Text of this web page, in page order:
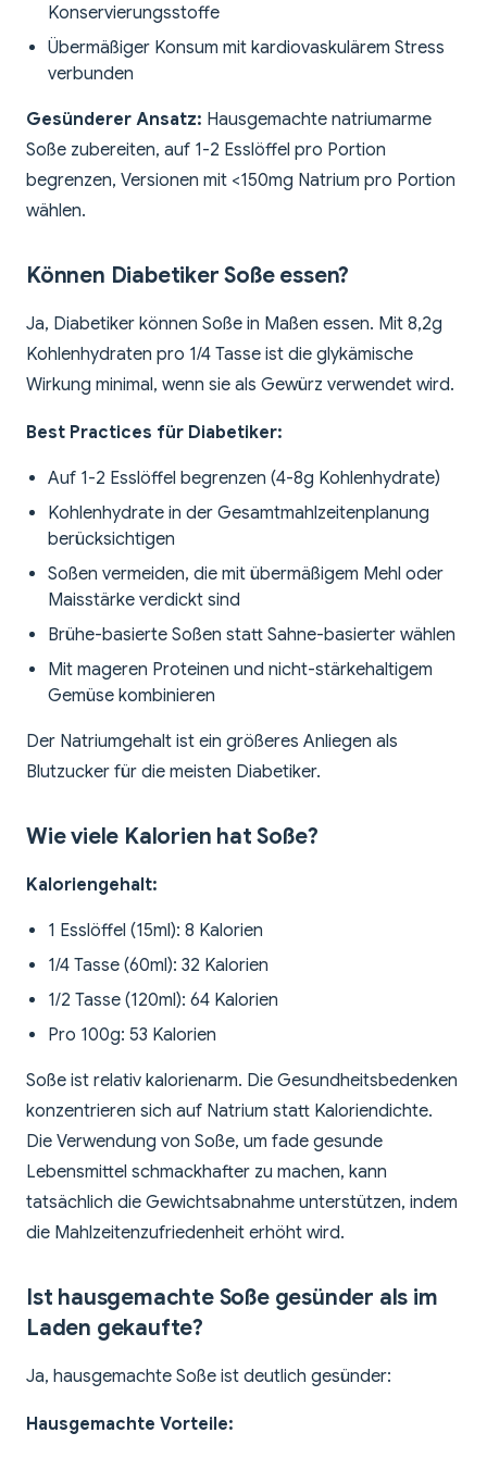
Konservierungsstoffe
Übermäßiger Konsum mit kardiovaskulärem Stress
verbunden
Gesünderer Ansatz: Hausgemachte natriumarme
Soße zubereiten, auf 1-2 Esslöffel pro Portion
begrenzen, Versionen mit <150mg Natrium pro Portion
wählen.
Können Diabetiker Soße essen?
Ja, Diabetiker können Soße in Maßen essen. Mit 8,2g
Kohlenhydraten pro 1/4 Tasse ist die glykämische
Wirkung minimal, wenn sie als Gewürz verwendet wird.
Best Practices für Diabetiker:
Auf 1-2 Esslöffel begrenzen (4-8g Kohlenhydrate)
Kohlenhydrate in der Gesamtmahlzeitenplanung
berücksichtigen
Soßen vermeiden, die mit übermäßigem Mehl oder
Maisstärke verdickt sind
Brühe-basierte Soßen statt Sahne-basierter wählen
Mit mageren Proteinen und nicht-stärkehaltigem
Gemüse kombinieren
Der Natriumgehalt ist ein größeres Anliegen als
Blutzucker für die meisten Diabetiker.
Wie viele Kalorien hat Soße?
Kaloriengehalt:
1 Esslöffel (15ml): 8 Kalorien
1/4 Tasse (60ml): 32 Kalorien
1/2 Tasse (120ml): 64 Kalorien
Pro 100g: 53 Kalorien
Soße ist relativ kalorienarm. Die Gesundheitsbedenken
konzentrieren sich auf Natrium statt Kaloriendichte.
Die Verwendung von Soße, um fade gesunde
Lebensmittel schmackhafter zu machen, kann
tatsächlich die Gewichtsabnahme unterstützen, indem
die Mahlzeitenzufriedenheit erhöht wird.
Ist hausgemachte Soße gesünder als im
Laden gekaufte?
Ja, hausgemachte Soße ist deutlich gesünder:
Hausgemachte Vorteile: